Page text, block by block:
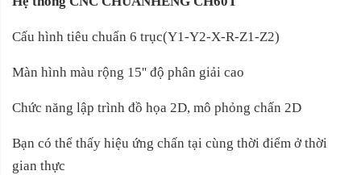
Cấu hình tiêu chuẩn 6 trục(Y1-Y2-X-R-Z1-Z2)
Màn hình màu rộng 15'' độ phân giải cao
Chức năng lập trình đồ họa 2D, mô phỏng chấn 2D
Bạn có thể thấy hiệu ứng chấn tại cùng thời điểm ở thời
gian thực